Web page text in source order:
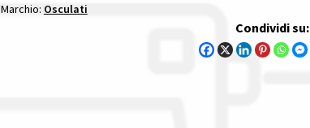
Bos
Marchio: Osculati
Condividi su: